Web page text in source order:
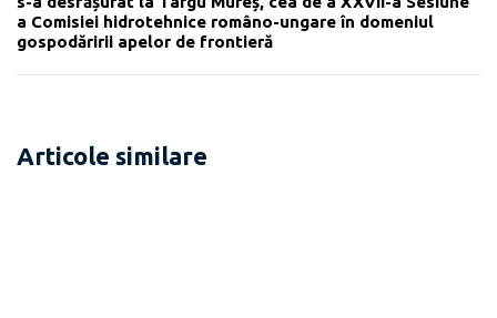
a Comisiei hidrotehnice româno-ungare în domeniul
gospodăririi apelor de frontieră
Articole similare